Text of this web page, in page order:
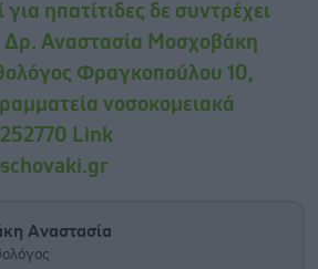
για ηπατίτιδες δε συντρέχει
Δρ. Αναστασία Μοσχοβάκη
Φραγκοπούλου 10,
νοσοκομειακά
Link
Αναστασία